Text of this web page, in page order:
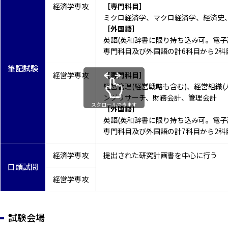
筆記試験
経済学専攻
［専門科目］
ミクロ経済学、マクロ経済学、経済
［外国語］
英語(英和辞書に限り持ち込み可。電
専門科目及び外国語の計6科目から2
経営学専攻
［専門科目］
経営管理(経営戦略も含む)、経営組織
ングリサーチ、財務会計、管理会計
［外国語］
英語(英和辞書に限り持ち込み可。電
専門科目及び外国語の計7科目から2
口頭試問
経済学専攻 提出された研究計画書を中心に行う
経営学専攻
スクロールできます
試験会場